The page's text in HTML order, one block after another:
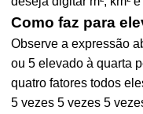
Como faz para
Observe a expressão
ou 5 elevado à quarta
quatro fatores todos
5 vezes 5 vezes 5